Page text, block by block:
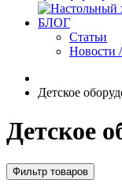
БЛОГ
Статьи
Новости
Детское
Детское
Фильтр товаров